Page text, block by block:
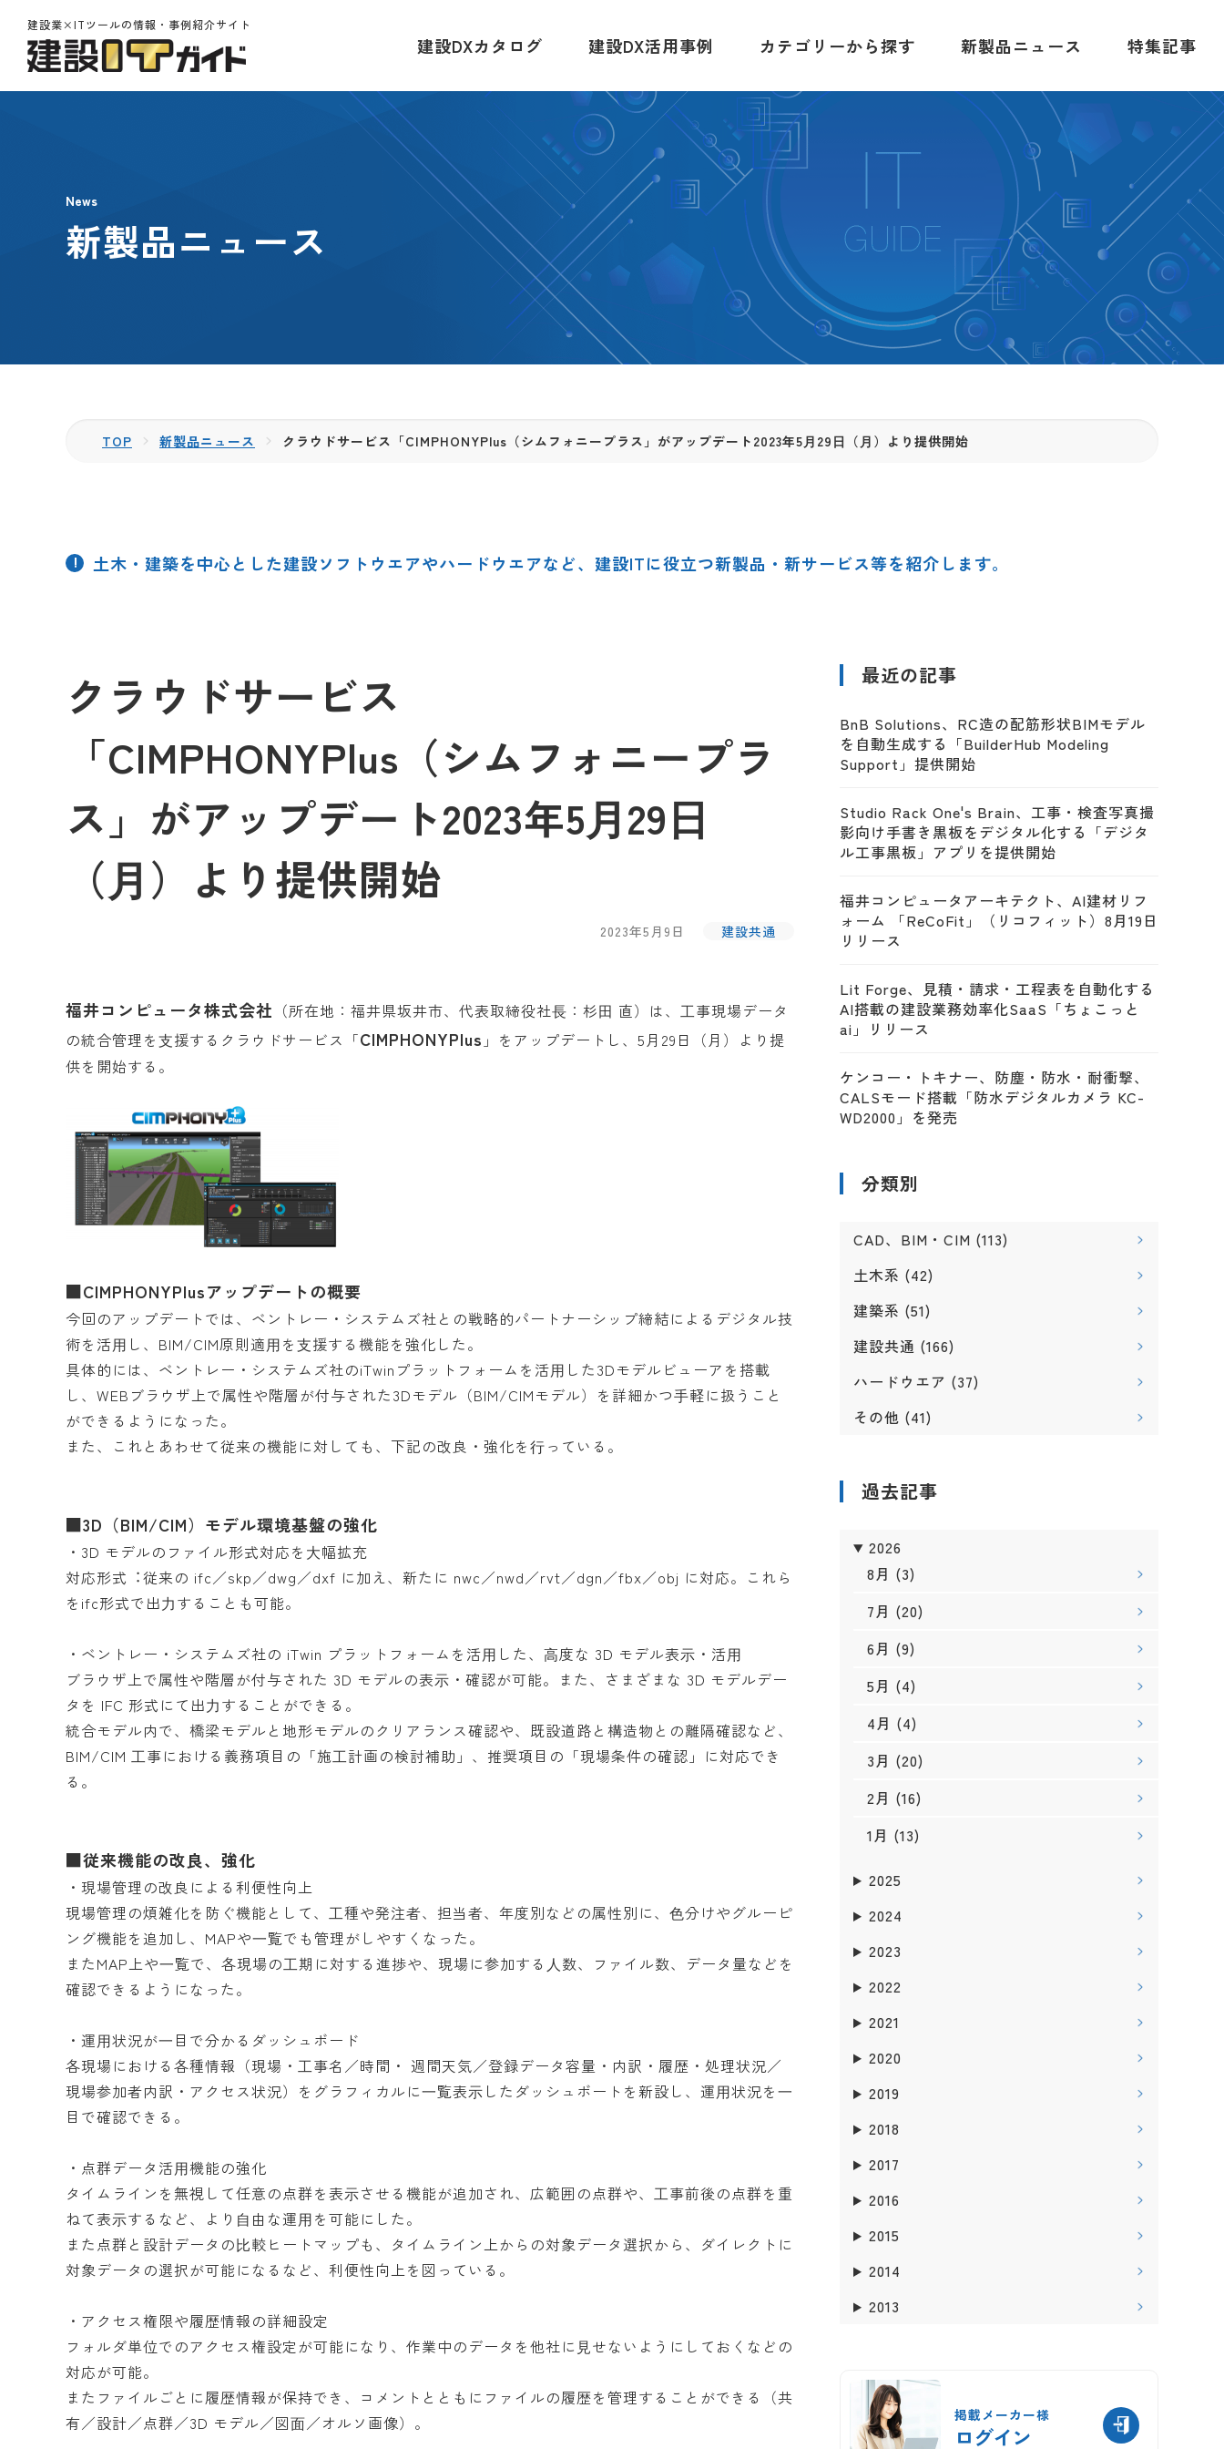
建設業×ITツールの情報・事例紹介サイト
建設DXカタログ 建設DX活用事例 カテゴリーから探す 新製品ニュース 特集記事
News
新製品ニュース
TOP 新製品ニュース クラウドサービス「CIMPHONYPlus（シムフォニープラス」がアップデート2023年5⽉29⽇（⽉）より提供開始
土木・建築を中心とした建設ソフトウエアやハードウエアなど、建設ITに役立つ新製品・新サービス等を紹介します。
クラウドサービス
「CIMPHONYPlus（シムフォニープラ
ス」がアップデート2023年5⽉29⽇
（⽉）より提供開始
2023年5月9日 建設共通
福井コンピュータ株式会社 （所在地：福井県坂井市、代表取締役社⻑：杉⽥ 直）は、⼯事現場データ
の統合管理を⽀援するクラウドサービス「CIMPHONYPlus 」をアップデートし、5月29日（月）より提
供を開始する。
■CIMPHONYPlusアップデートの概要
今回のアップデートでは、ベントレー・システムズ社との戦略的パートナーシップ締結によるデジタル技
術を活⽤し、BIM/CIM原則適⽤を⽀援する機能を強化した。
具体的には、ベントレー・システムズ社のiTwinプラットフォームを活⽤した3Dモデルビューアを搭載
し、WEBブラウザ上で属性や階層が付与された3Dモデル（BIM/CIMモデル）を詳細かつ⼿軽に扱うこと
ができるようになった。
また、これとあわせて従来の機能に対しても、下記の改良・強化を⾏っている。
■3D（BIM/CIM）モデル環境基盤の強化
・3D モデルのファイル形式対応を⼤幅拡充
対応形式︓従来の ifc／skp／dwg／dxf に加え、新たに nwc／nwd／rvt／dgn／fbx／obj に対応。これら
をifc形式で出⼒することも可能。
・ベントレー・システムズ社の iTwin プラットフォームを活⽤した、⾼度な 3D モデル表⽰・活⽤
ブラウザ上で属性や階層が付与された 3D モデルの表⽰・確認が可能。また、さまざまな 3D モデルデー
タを IFC 形式にて出⼒することができる。
統合モデル内で、橋梁モデルと地形モデルのクリアランス確認や、既設道路と構造物との離隔確認など、
BIM/CIM ⼯事における義務項目の「施⼯計画の検討補助」、推奨項目の「現場条件の確認」に対応でき
る。
■従来機能の改良、強化
・現場管理の改良による利便性向上
現場管理の煩雑化を防ぐ機能として、⼯種や発注者、担当者、年度別などの属性別に、⾊分けやグルーピ
ング機能を追加し、MAPや⼀覧でも管理がしやすくなった。
またMAP上や⼀覧で、各現場の⼯期に対する進捗や、現場に参加する⼈数、ファイル数、データ量などを
確認できるようになった。
・運⽤状況が⼀目で分かるダッシュボード
各現場における各種情報（現場・⼯事名／時間・ 週間天気／登録データ容量・内訳・履歴・処理状況／
現場参加者内訳・アクセス状況）をグラフィカルに⼀覧表⽰したダッシュボートを新設し、運⽤状況を⼀
目で確認できる。
・点群データ活⽤機能の強化
タイムラインを無視して任意の点群を表⽰させる機能が追加され、広範囲の点群や、⼯事前後の点群を重
ねて表⽰するなど、より⾃由な運⽤を可能にした。
また点群と設計データの⽐較ヒートマップも、タイムライン上からの対象データ選択から、ダイレクトに
対象データの選択が可能になるなど、利便性向上を図っている。
・アクセス権限や履歴情報の詳細設定
フォルダ単位でのアクセス権設定が可能になり、作業中のデータを他社に⾒せないようにしておくなどの
対応が可能。
またファイルごとに履歴情報が保持でき、コメントとともにファイルの履歴を管理することができる（共
有／設計／点群／3D モデル／図⾯／オルソ画像）。
最近の記事
BnB Solutions、RC造の配筋形状BIMモデル
を自動生成する「BuilderHub Modeling
Support」提供開始
Studio Rack One's Brain、工事・検査写真撮
影向け手書き黒板をデジタル化する「デジタ
ル工事黒板」アプリを提供開始
福井コンピュータアーキテクト、AI建材リフ
ォーム 「ReCoFit」（リコフィット）8月19日
リリース
Lit Forge、見積・請求・工程表を自動化する
AI搭載の建設業務効率化SaaS「ちょこっと
ai」リリース
ケンコー・トキナー、防塵・防水・耐衝撃、
CALSモード搭載「防水デジタルカメラ KC-
WD2000」を発売
分類別
CAD、BIM・CIM (113)
土木系 (42)
建築系 (51)
建設共通 (166)
ハードウエア (37)
その他 (41)
過去記事
2026
8月 (3)
7月 (20)
6月 (9)
5月 (4)
4月 (4)
3月 (20)
2月 (16)
1月 (13)
2025
2024
2023
2022
2021
2020
2019
2018
2017
2016
2015
2014
2013
掲載メーカー様
ログイン